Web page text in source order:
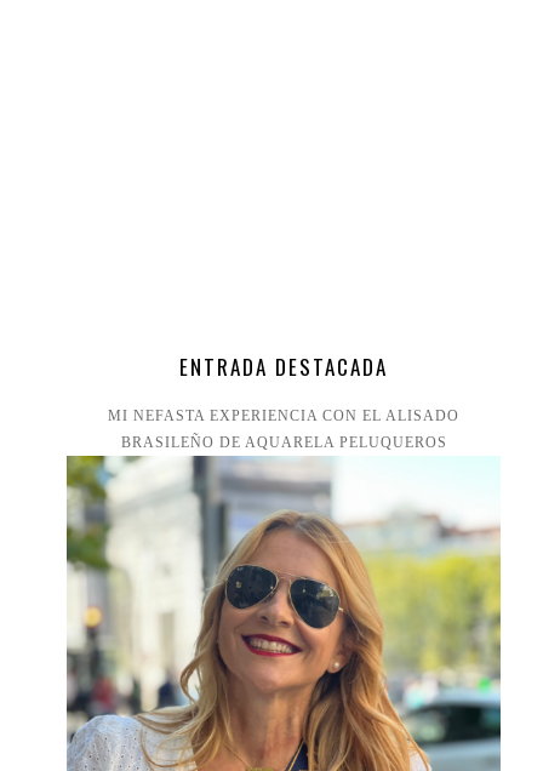
ENTRADA DESTACADA
MI NEFASTA EXPERIENCIA CON EL ALISADO
BRASILEÑO DE AQUARELA PELUQUEROS